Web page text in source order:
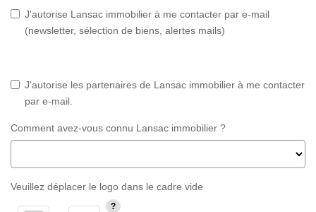
J'autorise Lansac immobilier à me contacter par e-mail
(newsletter, sélection de biens, alertes mails)
J'autorise les partenaires de Lansac immobilier à me contacter
par e-mail.
Comment avez-vous connu Lansac immobilier ?
Veuillez déplacer le logo dans le cadre vide